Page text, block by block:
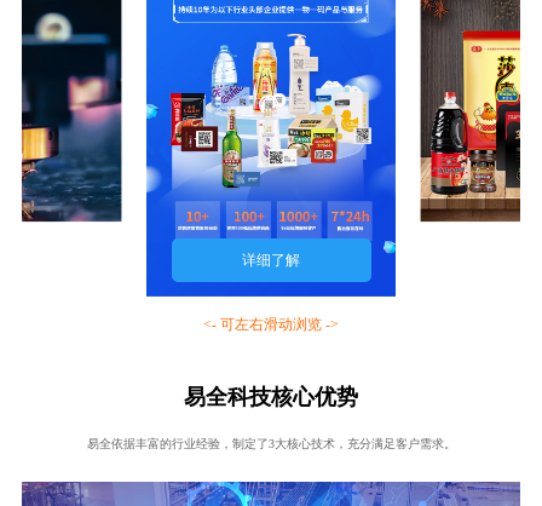
详细了解
<- 可左右滑动浏览 ->
易全科技核心优势
易全依据丰富的行业经验，制定了3大核心技术，充分满足客户需求。